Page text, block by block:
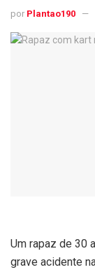
por Plantao190
Um rapaz de 30
grave acidente